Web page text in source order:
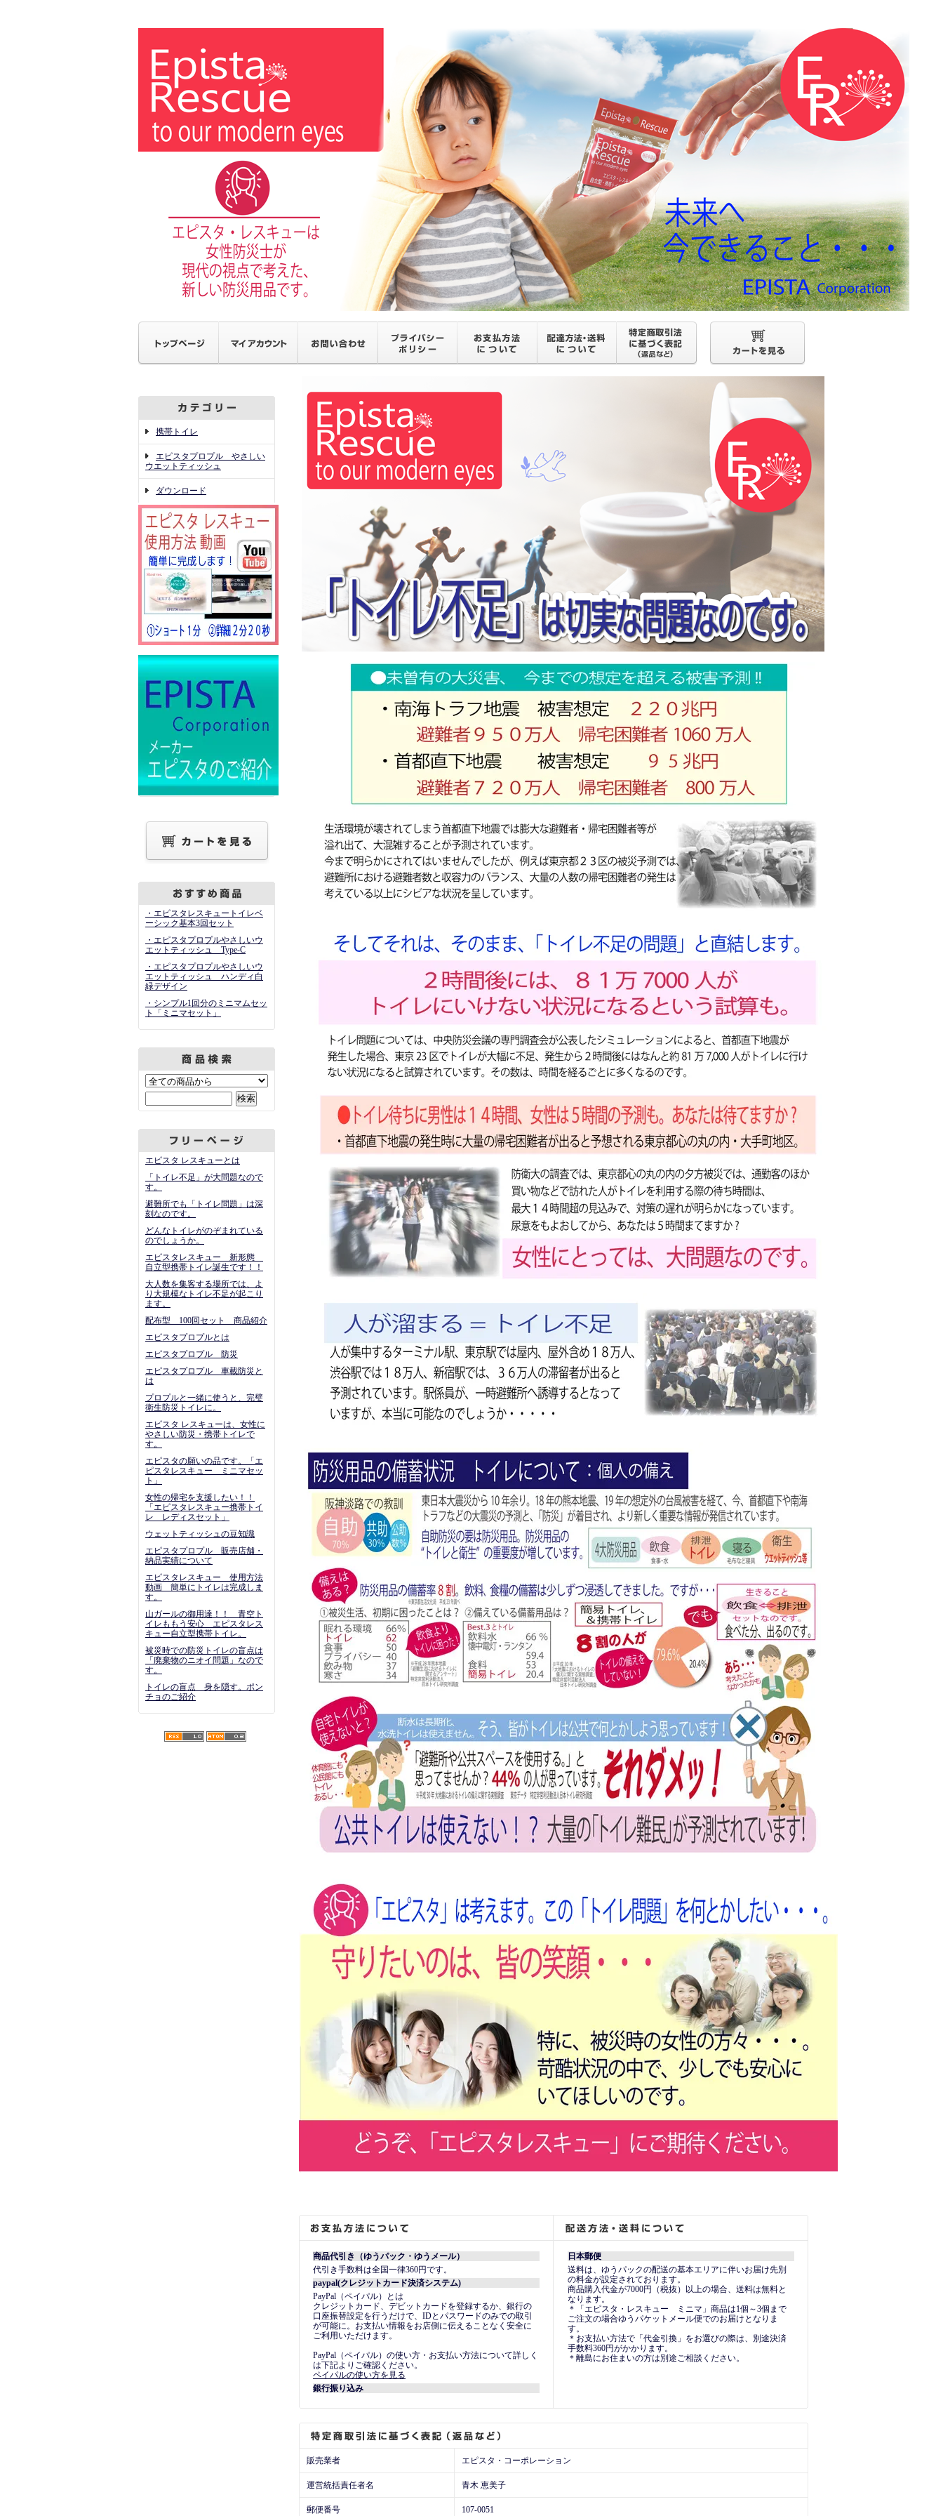
携帯トイレ
エピスタプロプル やさしい
ウエットティッシュ
ダウンロード
・エピスタレスキュートイレベ
ーシック基本3回セット
・エピスタプロプルやさしいウ
エットティッシュ Type-C
・エピスタプロプルやさしいウ
エットティッシュ ハンディ白
緑デザイン
・シンプル1回分のミニマムセッ
ト「ミニマセット」
エピスタ レスキューとは
「トイレ不足」が大問題なので
す。
避難所でも「トイレ問題」は深
刻なのです。
どんなトイレがのぞまれている
のでしょうか。
エピスタレスキュー 新形態
自立型携帯トイレ誕生です！！
大人数を集客する場所では、よ
り大規模なトイレ不足が起こり
ます。
配布型 100回セット 商品紹介
エピスタプロプルとは
エピスタプロプル 防災
エピスタプロプル 車載防災と
は
プロプルと一緒に使うと、完璧
衛生防災トイレに。
エピスタ レスキューは、女性に
やさしい防災・携帯トイレで
す。
エピスタの願いの品です。「エ
ピスタレスキュー ミニマセッ
ト」
女性の帰宅を支援したい！！
「エピスタレスキュー携帯トイ
レ レディスセット」
ウェットティッシュの豆知識
エピスタプロプル 販売店舗・
納品実績について
エピスタレスキュー 使用方法
動画 簡単にトイレは完成しま
す。
山ガールの御用達！！ 青空ト
イレももう安心 エピスタレス
キュー自立型携帯トイレ。
被災時での防災トイレの盲点は
「廃棄物のニオイ問題」なので
す。
トイレの盲点 身を隠す。ポン
チョのご紹介
商品代引き（ゆうパック・ゆうメール）
代引き手数料は全国一律360円です。
paypal(クレジットカード決済システム)
PayPal（ペイパル）とは
クレジットカード、デビットカードを登録するか、銀行の
口座振替設定を行うだけで、IDとパスワードのみでの取引
が可能に。お支払い情報をお店側に伝えることなく安全に
ご利用いただけます。
PayPal（ペイパル）の使い方・お支払い方法について詳しく
は下記よりご確認ください。
ペイパルの使い方を見る
銀行振り込み
日本郵便
送料は、ゆうパックの配送の基本エリアに伴いお届け先別
の料金が設定されております。
商品購入代金が7000円（税抜）以上の場合、送料は無料と
なります。
＊「エピスタ・レスキュー ミニマ」商品は1個～3個まで
ご注文の場合ゆうパケットメール便でのお届けとなりま
す。
＊お支払い方法で「代金引換」をお選びの際は、別途決済
手数料360円がかかります。
＊離島にお住まいの方は別途ご相談ください。
販売業者 エピスタ・コーポレーション
運営統括責任者名 青木 恵美子
郵便番号 107-0051